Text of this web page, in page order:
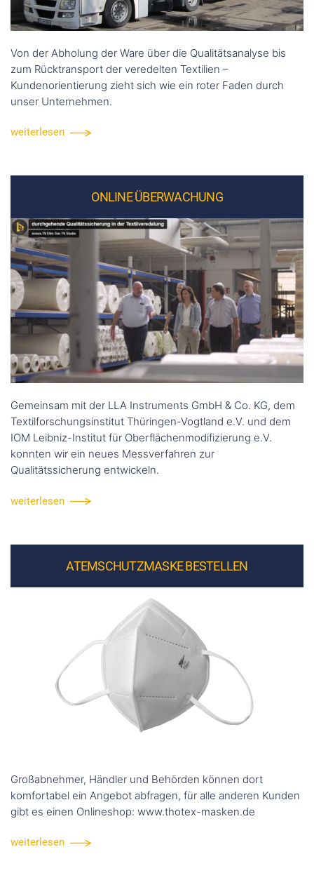
Von der Abholung der Ware über die Qualitätsanalyse bis
zum Rücktransport der veredelten Textilien –
Kundenorientierung zieht sich wie ein roter Faden durch
unser Unternehmen.
weiterlesen
ONLINE ÜBERWACHUNG
Gemeinsam mit der LLA Instruments GmbH & Co. KG, dem
Textilforschungsinstitut Thüringen-Vogtland e.V. und dem
IOM Leibniz-Institut für Oberflächenmodifizierung e.V.
konnten wir ein neues Messverfahren zur
Qualitätssicherung entwickeln.
weiterlesen
ATEMSCHUTZMASKE BESTELLEN
Großabnehmer, Händler und Behörden können dort
komfortabel ein Angebot abfragen, für alle anderen Kunden
gibt es einen Onlineshop: www.thotex-masken.de
weiterlesen